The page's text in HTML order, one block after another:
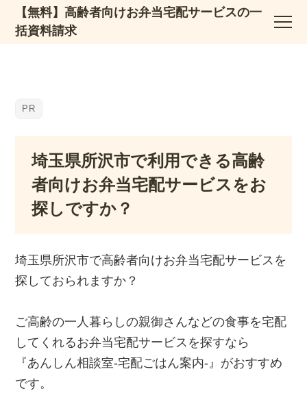
【無料】高齢者向けお弁当宅配サービスの一
括資料請求
埼玉県所沢市で利用できる高齢
者向けお弁当宅配サービスをお
探しですか？
埼玉県所沢市で高齢者向けお弁当宅配サービスを
探しておられますか？
ご高齢の一人暮らしの親御さんなどの食事を宅配
してくれるお弁当宅配サービスを探すなら
『あんしん相談室‐宅配ごはん案内‐』がおすすめ
です。